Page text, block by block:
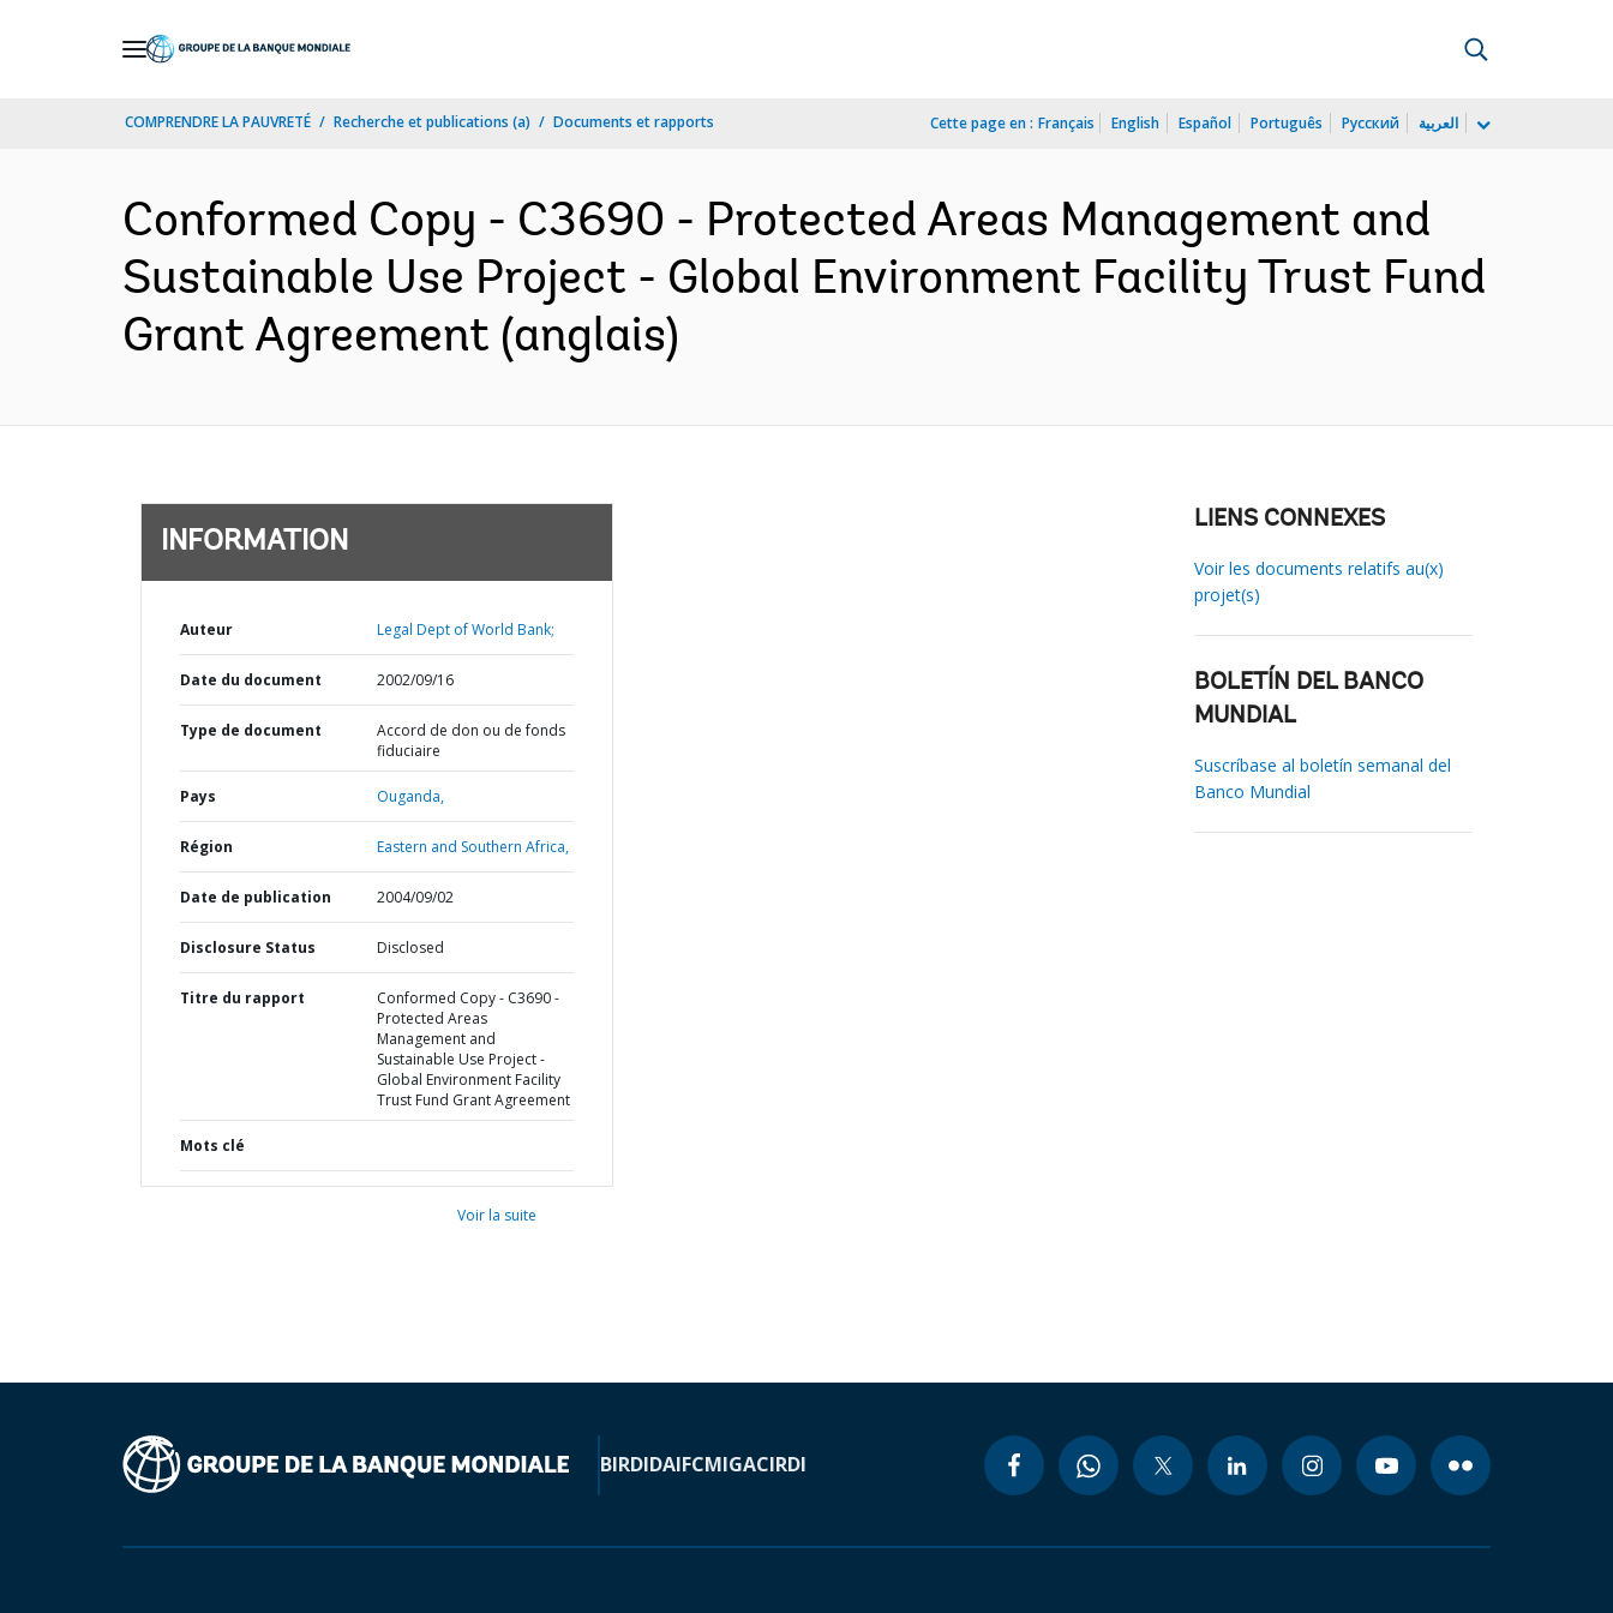
COMPRENDRE LA PAUVRETÉ Recherche et publications (a) Documents et rapports Cette page en : Français English Español Português Русский العربية
Conformed Copy - C3690 - Protected Areas Management and
Sustainable Use Project - Global Environment Facility Trust Fund
Grant Agreement (anglais)
INFORMATION
Auteur Legal Dept of World Bank;
Date du document 2002/09/16
Type de document
Accord de don ou de fonds
fiduciaire
Pays Ouganda,
Région Eastern and Southern Africa,
Date de publication 2004/09/02
Disclosure Status Disclosed
Titre du rapport
Conformed Copy - C3690 -
Protected Areas
Management and
Sustainable Use Project -
Global Environment Facility
Trust Fund Grant Agreement
Mots clé
Voir la suite
LIENS CONNEXES
Voir les documents relatifs au(x)
projet(s)
BOLETÍN DEL BANCO
MUNDIAL
Suscríbase al boletín semanal del
Banco Mundial
BIRDIDAIFCMIGACIRDI